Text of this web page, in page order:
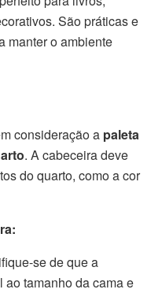
São práticas e
manter o ambiente
consideração a paleta
. A cabeceira deve
do quarto, como a cor
se de que a
tamanho da cama e